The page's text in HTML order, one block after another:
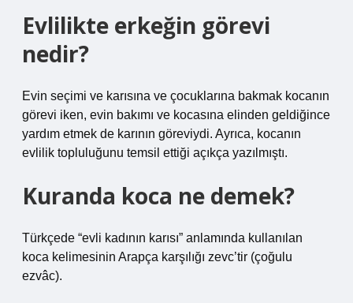
Evlilikte erkeğin görevi
nedir?
Evin seçimi ve karısına ve çocuklarına bakmak kocanın
görevi iken, evin bakımı ve kocasına elinden geldiğince
yardım etmek de karının göreviydi. Ayrıca, kocanın
evlilik topluluğunu temsil ettiği açıkça yazılmıştı.
Kuranda koca ne demek?
Türkçede “evli kadının karısı” anlamında kullanılan
koca kelimesinin Arapça karşılığı zevc’tir (çoğulu
ezvâc).